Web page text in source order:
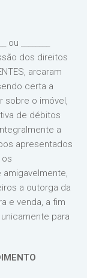
________
dos direitos
arcaram
certa a
sobre o imóvel,
de débitos
a
apresentados
amigavelmente,
a outorga da
e venda, a fim
para